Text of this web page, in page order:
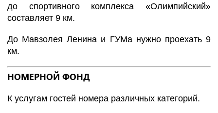
до спортивного комплекса «Олимпийский»
составляет 9 км.
До Мавзолея Ленина и ГУМа нужно проехать 9
км.
НОМЕРНОЙ ФОНД
К услугам гостей номера различных категорий.